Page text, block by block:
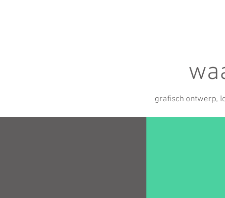
grafisch ontwerp,